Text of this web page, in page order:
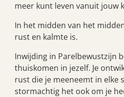
meer kunt leven vanuit jouw
In het midden van het
rust en kalmte is.
Inwijding in Parelbewustzijn
thuiskomen in jezelf. Je
rust die je meeneemt in elke
stormachtig het ook om je